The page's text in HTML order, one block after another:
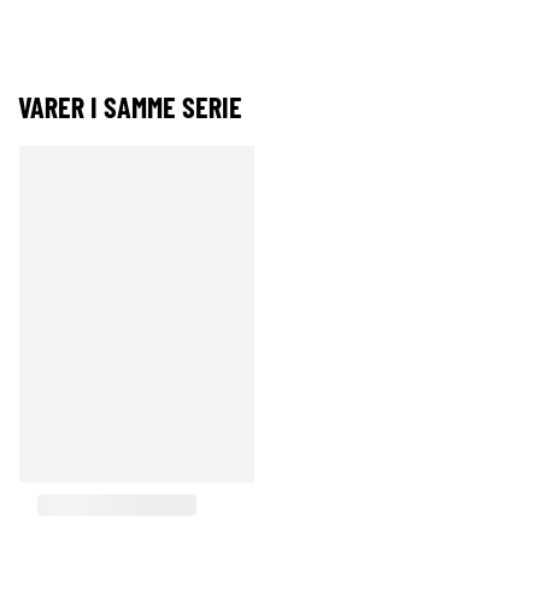
VARER I SAMME SERIE